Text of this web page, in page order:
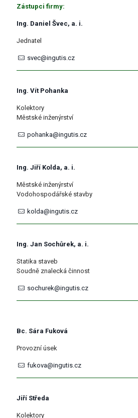
Zástupci firmy:
Ing. Daniel Švec, a. i.
Jednatel
svec@ingutis.cz
Ing. Vít Pohanka
Kolektory
Městské inženýrství
pohanka@ingutis.cz
Ing. Jiří Kolda, a. i.
Městské inženýrství
Vodohospodářské stavby
kolda@ingutis.cz
Ing. Jan Sochůrek, a. i.
Statika staveb
Soudně znalecká činnost
sochurek@ingutis.cz
Bc. Sára Fuková
Provozní úsek
fukova@ingutis.cz
Jiří Středa
Kolektory